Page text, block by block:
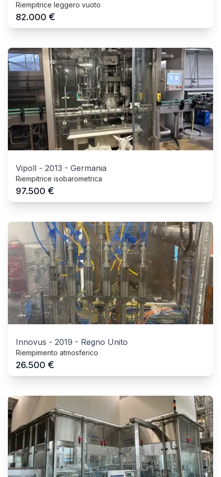
Riempitrice leggero vuoto
82.000 €
Vipoll - 2013 - Germania
Riempitrice isobarometrica
97.500 €
Innovus - 2019 - Regno Unito
Riempimento atmosferico
26.500 €